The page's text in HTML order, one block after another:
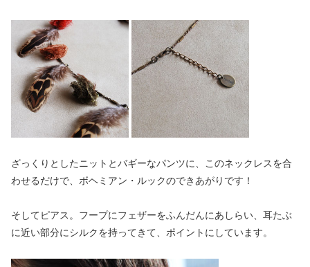
ざっくりとしたニットとバギーなパンツに、このネックレスを合
わせるだけで、ボヘミアン・ルックのできあがりです！
そしてピアス。フープにフェザーをふんだんにあしらい、耳たぶ
に近い部分にシルクを持ってきて、ポイントにしています。